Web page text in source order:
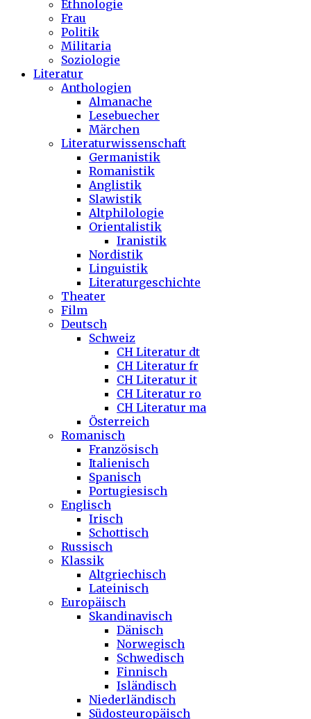
Ethnologie
Frau
Politik
Militaria
Soziologie
Literatur
Anthologien
Almanache
Lesebuecher
Märchen
Literaturwissenschaft
Germanistik
Romanistik
Anglistik
Slawistik
Altphilologie
Orientalistik
Iranistik
Nordistik
Linguistik
Literaturgeschichte
Theater
Film
Deutsch
Schweiz
CH Literatur dt
CH Literatur fr
CH Literatur it
CH Literatur ro
CH Literatur ma
Österreich
Romanisch
Französisch
Italienisch
Spanisch
Portugiesisch
Englisch
Irisch
Schottisch
Russisch
Klassik
Altgriechisch
Lateinisch
Europäisch
Skandinavisch
Dänisch
Norwegisch
Schwedisch
Finnisch
Isländisch
Niederländisch
Südosteuropäisch